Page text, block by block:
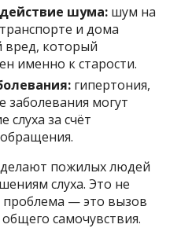
шума: шум на
и дома
вред, который
именно к старости.
гипертония,
заболевания могут
слуха за счёт
пожилых людей
слуха. Это не
проблема — это вызов
самочувствия.